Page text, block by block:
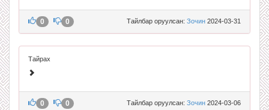
Тайлбар оруулсан: Зочин 2024-03-31
0 0
Тайрах
Тайлбар оруулсан: Зочин 2024-03-06
0 0